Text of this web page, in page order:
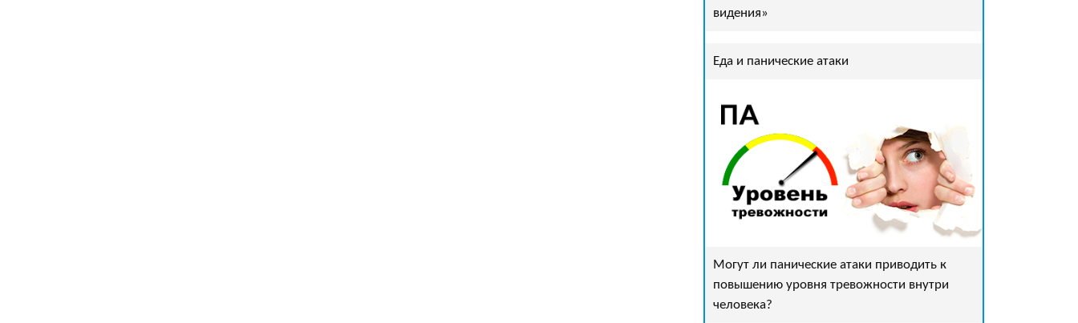
видения»
Еда и панические атаки
Могут ли панические атаки приводить к
повышению уровня тревожности внутри
человека?